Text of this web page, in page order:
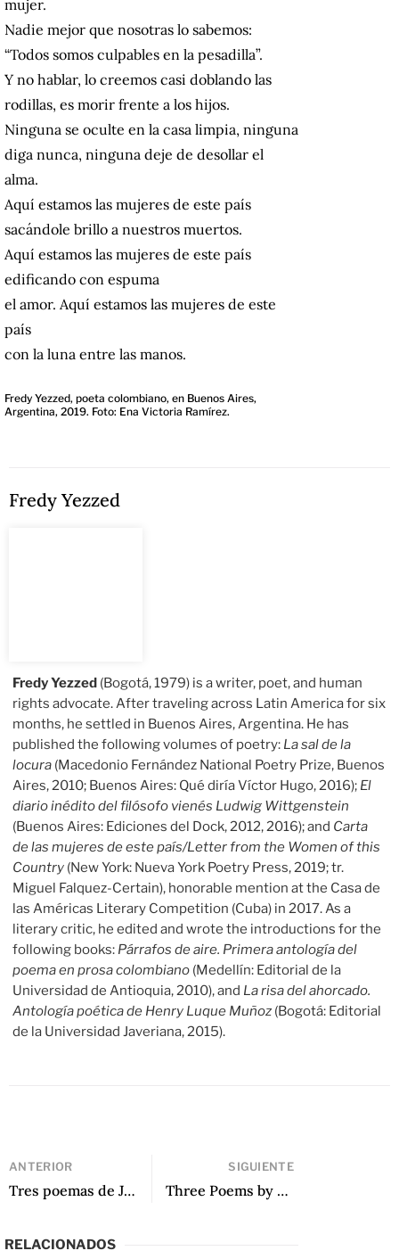
mujer.
Nadie mejor que nosotras lo sabemos:
“Todos somos culpables en la pesadilla”.
Y no hablar, lo creemos casi doblando las
rodillas, es morir frente a los hijos.
Ninguna se oculte en la casa limpia, ninguna
diga nunca, ninguna deje de desollar el
alma.
Aquí estamos las mujeres de este país
sacándole brillo a nuestros muertos.
Aquí estamos las mujeres de este país
edificando con espuma
el amor. Aquí estamos las mujeres de este
país
con la luna entre las manos.
Fredy Yezzed, poeta colombiano, en Buenos Aires,
Argentina, 2019. Foto: Ena Victoria Ramírez.
Fredy Yezzed
Fredy Yezzed (Bogotá, 1979) is a writer, poet, and human
rights advocate. After traveling across Latin America for six
months, he settled in Buenos Aires, Argentina. He has
published the following volumes of poetry: La sal de la
locura (Macedonio Fernández National Poetry Prize, Buenos
Aires, 2010; Buenos Aires: Qué diría Víctor Hugo, 2016); El
diario inédito del filósofo vienés Ludwig Wittgenstein
(Buenos Aires: Ediciones del Dock, 2012, 2016); and Carta
de las mujeres de este país/Letter from the Women of this
Country (New York: Nueva York Poetry Press, 2019; tr.
Miguel Falquez-Certain), honorable mention at the Casa de
las Américas Literary Competition (Cuba) in 2017. As a
literary critic, he edited and wrote the introductions for the
following books: Párrafos de aire. Primera antología del
poema en prosa colombiano (Medellín: Editorial de la
Universidad de Antioquia, 2010), and La risa del ahorcado.
Antología poética de Henry Luque Muñoz (Bogotá: Editorial
de la Universidad Javeriana, 2015).
ANTERIOR
Tres poemas de Jacqueline Goldberg
SIGUIENTE
Three Poems by Cristian Cruz
RELACIONADOS